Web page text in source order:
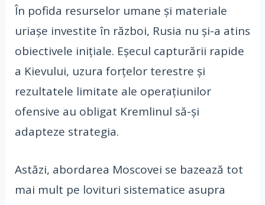
În pofida resurselor umane și materiale
uriașe investite în război, Rusia nu și-a atins
obiectivele inițiale. Eșecul capturării rapide
a Kievului, uzura forțelor terestre și
rezultatele limitate ale operațiunilor
ofensive au obligat Kremlinul să-și
adapteze strategia.
Astăzi, abordarea Moscovei se bazează tot
mai mult pe lovituri sistematice asupra